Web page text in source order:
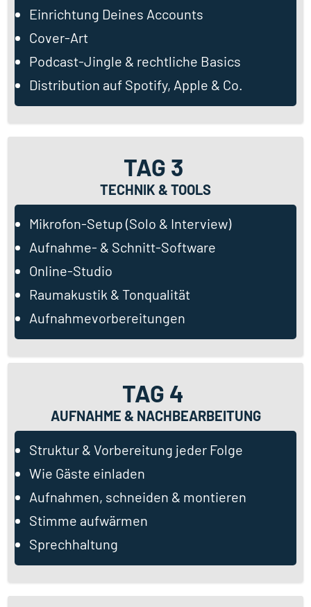
Einrichtung Deines Accounts
Cover-Art
Podcast-Jingle & rechtliche Basics
Distribution auf Spotify, Apple & Co.
TAG 3
TECHNIK & TOOLS
Mikrofon-Setup (Solo & Interview)
Aufnahme- & Schnitt-Software
Online-Studio
Raumakustik & Tonqualität
Aufnahmevorbereitungen
TAG 4
AUFNAHME & NACHBEARBEITUNG
Struktur & Vorbereitung jeder Folge
Wie Gäste einladen
Aufnahmen, schneiden & montieren
Stimme aufwärmen
Sprechhaltung